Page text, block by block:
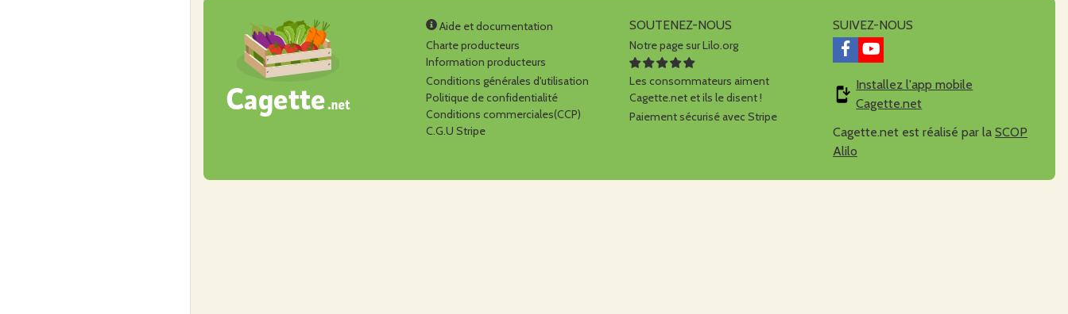
Aide et documentation
Charte producteurs
Information producteurs
Conditions générales d'utilisation
Politique de confidentialité
Conditions commerciales(CCP)
C.G.U Stripe
SOUTENEZ-NOUS
Notre page sur Lilo.org
Les consommateurs aiment
Cagette.net et ils le disent !
Paiement sécurisé avec Stripe
SUIVEZ-NOUS
Installez l'app mobile
Cagette.net
Cagette.net est réalisé par la SCOP
Alilo